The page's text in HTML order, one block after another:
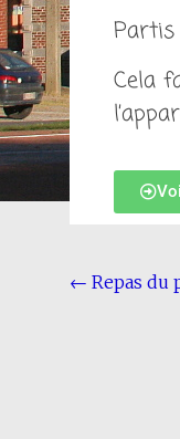
Partis
Cela
← Repas